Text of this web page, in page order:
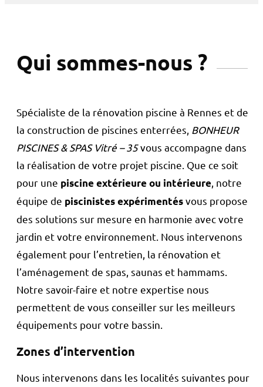
Qui sommes-nous ?
Spécialiste de la rénovation piscine à Rennes et de
la construction de piscines enterrées, BONHEUR
PISCINES & SPAS Vitré – 35vous accompagne dans
la réalisation de votre projet piscine. Que ce soit
pour une piscine extérieure ou intérieure , notre
équipe de piscinistes expérimentésvous propose
des solutions sur mesure en harmonie avec votre
jardin et votre environnement. Nous intervenons
également pour l’entretien, la rénovation et
l’aménagement de spas, saunas et hammams.
Notre savoir-faire et notre expertise nous
permettent de vous conseiller sur les meilleurs
équipements pour votre bassin.
Zones d’intervention
Nous intervenons dans les localités suivantes pour